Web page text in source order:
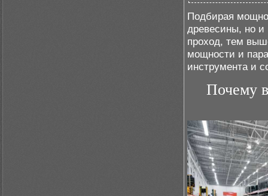
Подбирая
древесины, но
проход, тем
мощности и
инструмента и
Почему